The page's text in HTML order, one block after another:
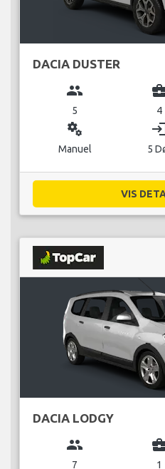
DACIA DUSTER
group
5 4
miscellaneous_services
Manuel 5
VIS
DACIA LODGY
group
7 1